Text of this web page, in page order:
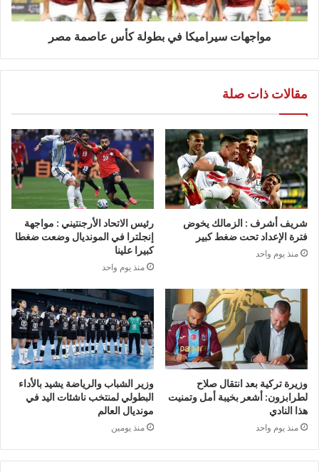
مواجهات سيراميكا في بطولة كأس عاصمة مصر
مقالات ذات صلة
شريف أشرف : الزمالك يخوض
فترة الإعداد تحت ضغط كبير
منذ يوم واحد
رئيس الاتحاد الأرجنتيني : مواجهة
إنجلترا في المونديال وضعت ضغطا
كبيرا علينا
منذ يوم واحد
وزيرة تركية بعد انتقال صلاح
لطرابزون: أشعر بخيبة أمل وتمنيت
هذا النادي
منذ يوم واحد
وزير الشباب والرياضة يشيد بالأداء
البطولي لمنتخب ناشئات اليد في
مونديال العالم
منذ يومين